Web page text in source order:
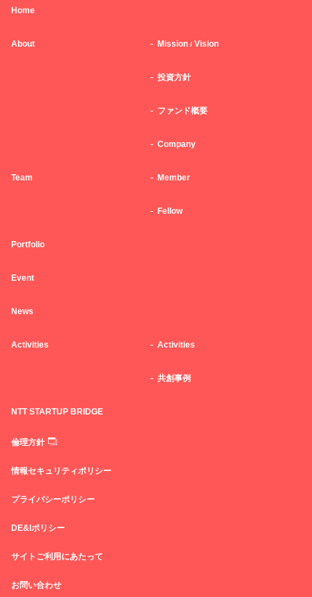
Home
About Mission / Vision
投資方針
ファンド概要
Company
Team Member
Fellow
Portfolio
Event
News
Activities Activities
共創事例
NTT STARTUP BRIDGE
倫理方針
情報セキュリティポリシー
プライバシーポリシー
DE&Iポリシー
サイトご利用にあたって
お問い合わせ